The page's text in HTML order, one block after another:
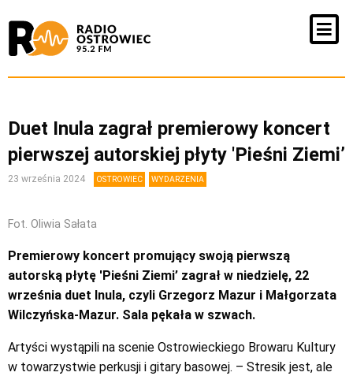
Duet Inula zagrał premierowy koncert
pierwszej autorskiej płyty 'Pieśni Ziemi’
23 września 2024 OSTROWIEC WYDARZENIA
Fot. Oliwia Sałata
Premierowy koncert promujący swoją pierwszą
autorską płytę 'Pieśni Ziemi’ zagrał w niedzielę, 22
września duet Inula, czyli Grzegorz Mazur i Małgorzata
Wilczyńska-Mazur. Sala pękała w szwach.
Artyści wystąpili na scenie Ostrowieckiego Browaru Kultury
w towarzystwie perkusji i gitary basowej. – Stresik jest, ale